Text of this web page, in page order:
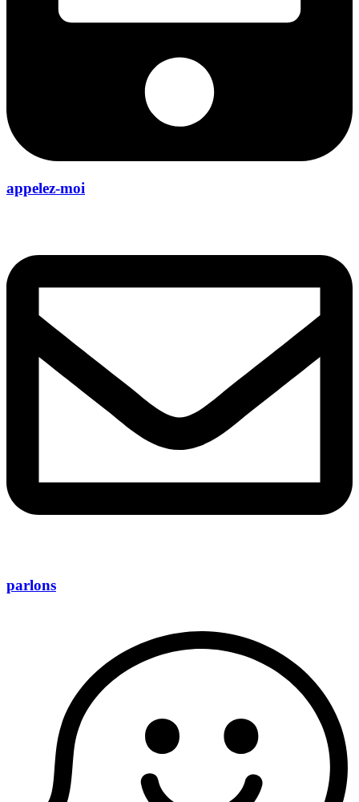
appelez-moi
parlons